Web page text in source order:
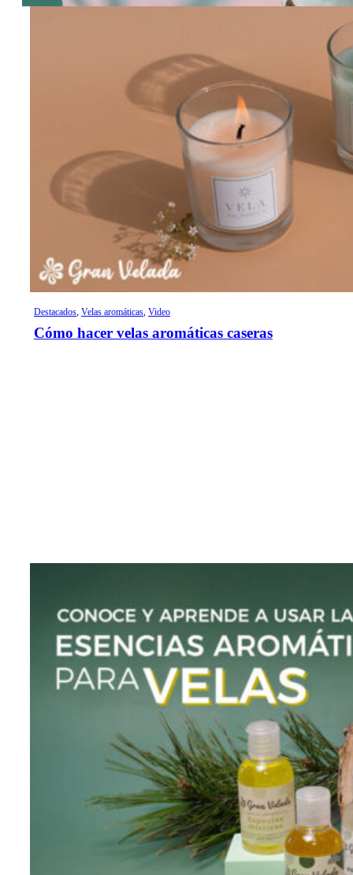
Destacados, Velas aromáticas, Video
Cómo hacer velas aromáticas caseras